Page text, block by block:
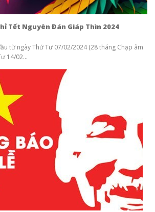
Tết Nguyên Đán Giáp Thìn 2024
từ ngày Thứ Tư 07/02/2024 (28 tháng Chạp âm
14/02...